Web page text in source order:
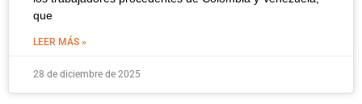
que
LEER MÁS »
28 de diciembre de 2025